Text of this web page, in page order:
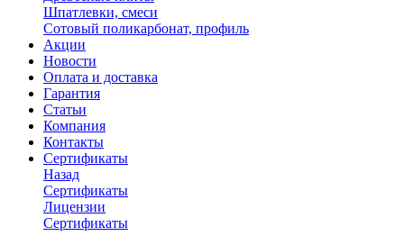
Шпатлевки, смеси
Сотовый поликарбонат, профиль
Акции
Новости
Оплата и доставка
Гарантия
Статьи
Компания
Контакты
Сертификаты
Назад
Сертификаты
Лицензии
Сертификаты